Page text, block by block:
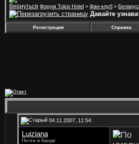
Форум Tokio Hotel > Фан-клуб >
Давайте
Регистрация Справка
04.11.2007, 11:54
Luiziana
Почти в банде